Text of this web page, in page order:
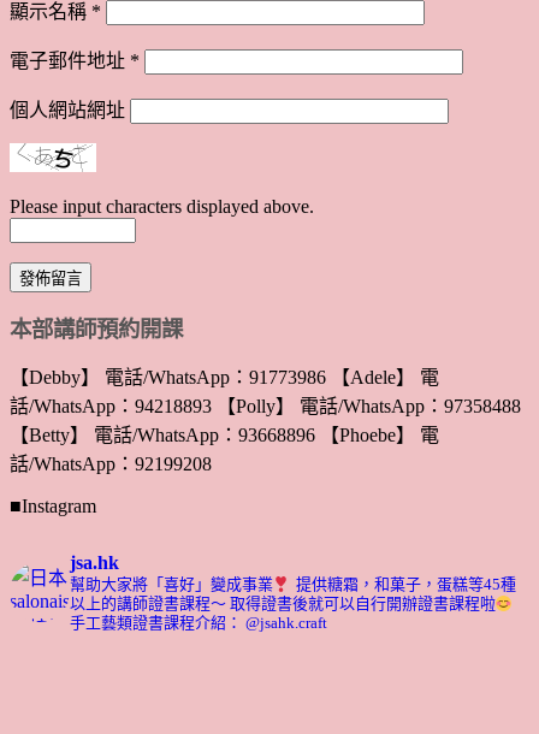
顯示名稱 *
電子郵件地址 *
個人網站網址
Please input characters displayed above.
本部講師預約開課
【Debby】 電話/WhatsApp：91773986 【Adele】 電
話/WhatsApp：94218893 【Polly】 電話/WhatsApp：97358488
【Betty】 電話/WhatsApp：93668896 【Phoebe】 電
話/WhatsApp：92199208
■Instagram
jsa.hk
幫助大家將「喜好」變成事業
提供糖霜，和菓子，蛋糕等45種
以上的講師證書課程～ 取得證書後就可以自行開辦證書課程啦
手工藝類證書課程介紹： @jsahk.craft